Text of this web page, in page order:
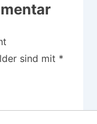
sind mit *